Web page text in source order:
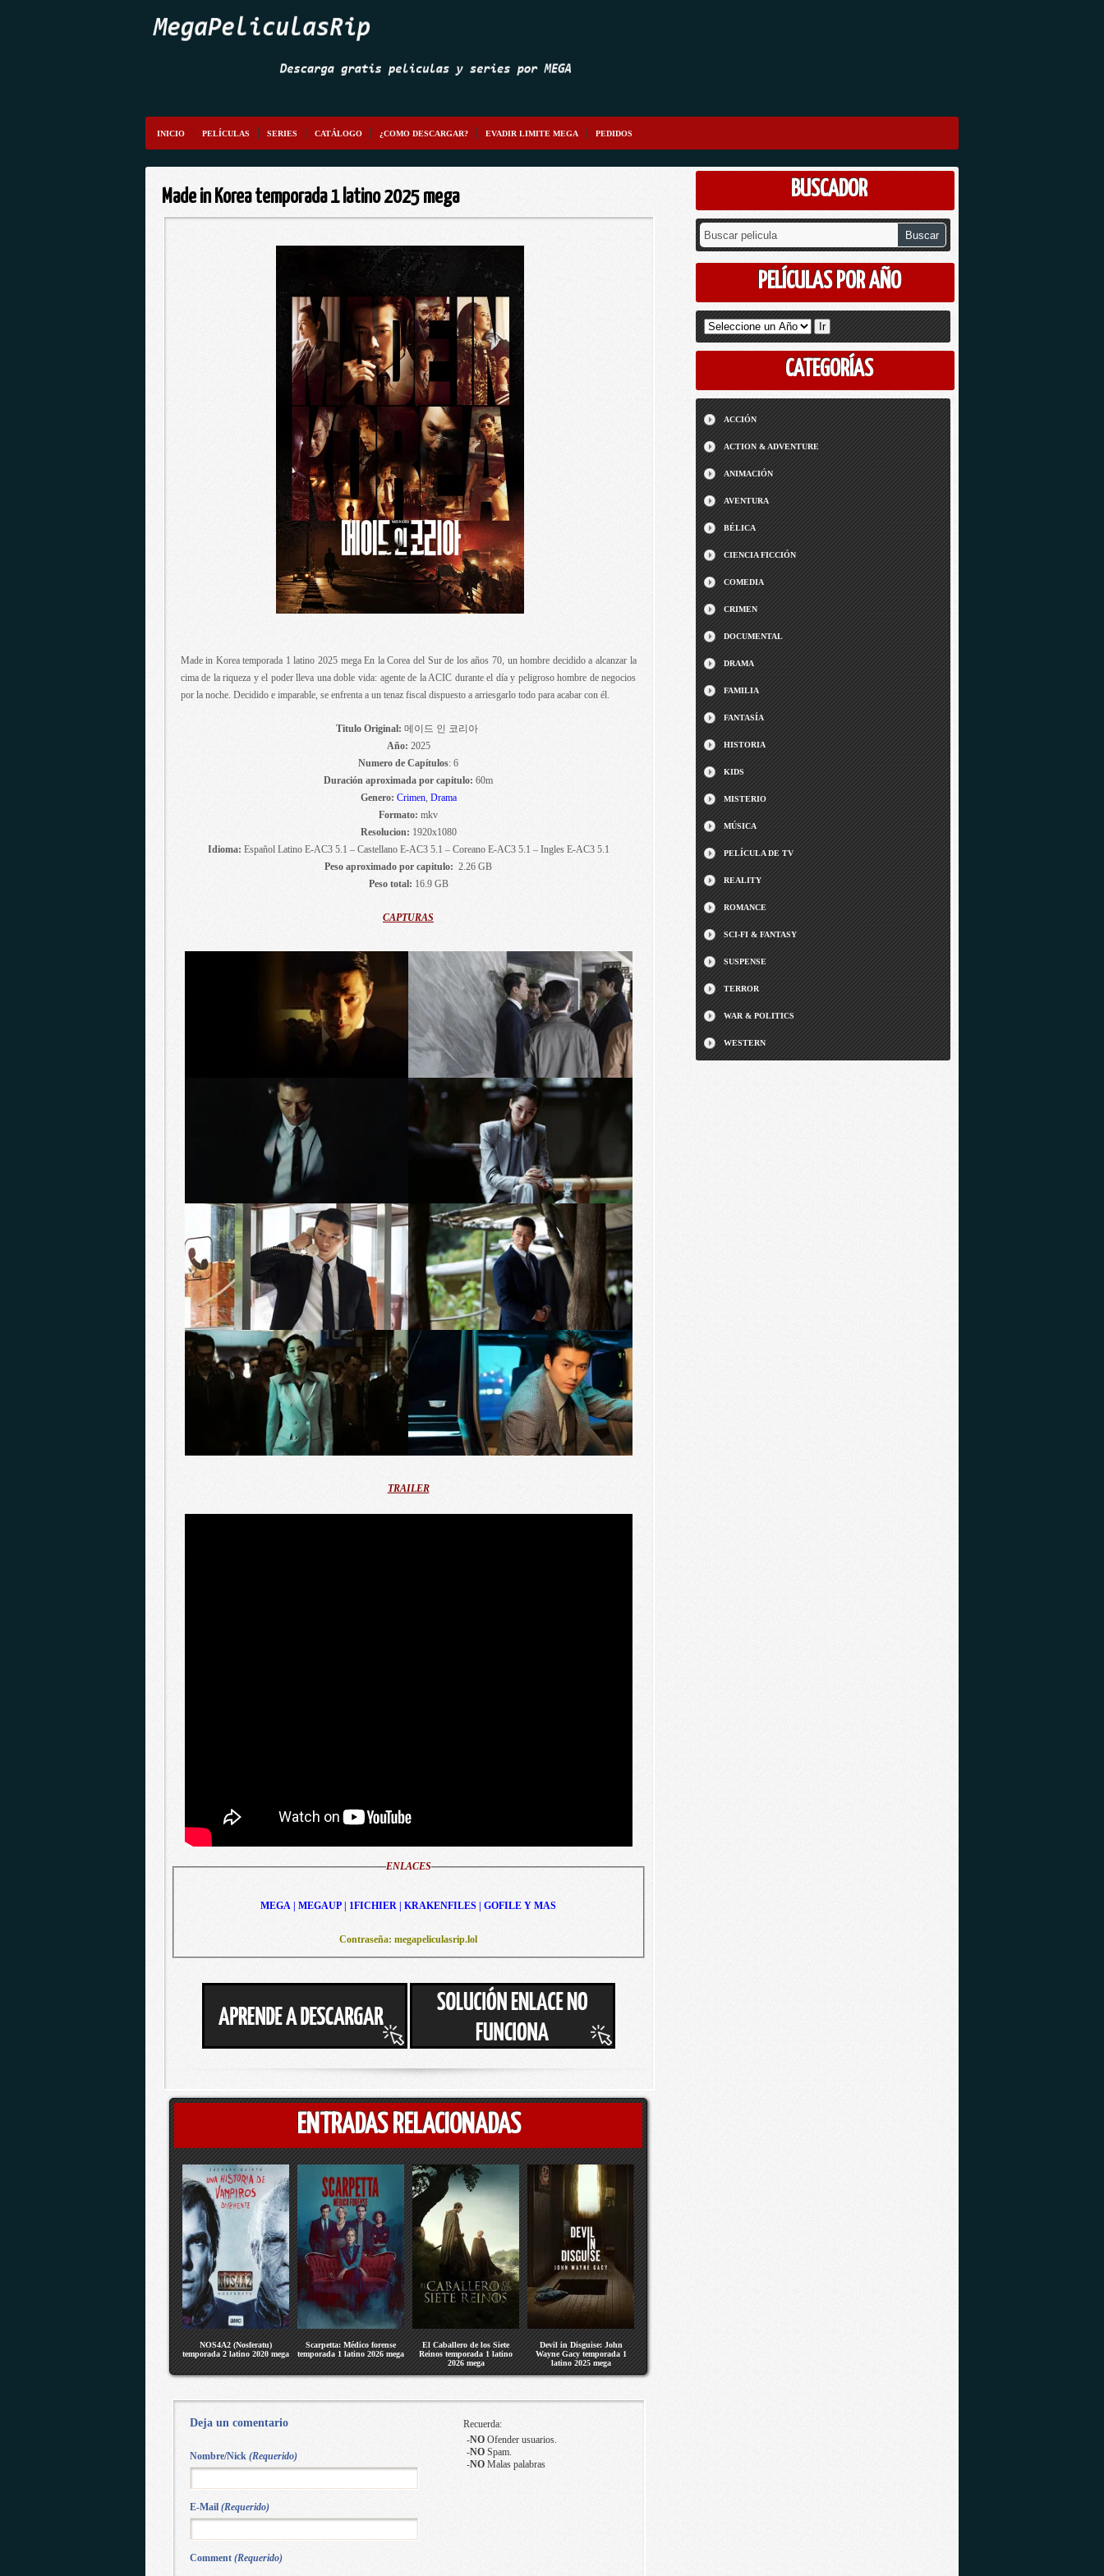
INICIO PELÍCULAS SERIES CATÁLOGO ¿COMO DESCARGAR? EVADIR LIMITE MEGA PEDIDOS
Made in Korea temporada 1 latino 2025 mega
Made in Korea temporada 1 latino 2025 mega En la Corea del Sur de los años 70, un hombre decidido a alcanzar la
cima de la riqueza y el poder lleva una doble vida: agente de la ACIC durante el día y peligroso hombre de negocios
por la noche. Decidido e imparable, se enfrenta a un tenaz fiscal dispuesto a arriesgarlo todo para acabar con él.
Titulo Original: 메이드 인 코리아
Año: 2025
Numero de Capítulos: 6
Duración aproximada por capitulo: 60m
Genero: Crimen, Drama
Formato: mkv
Resolucion: 1920x1080
Idioma: Español Latino E-AC3 5.1 – Castellano E-AC3 5.1 – Coreano E-AC3 5.1 – Ingles E-AC3 5.1
Peso aproximado por capitulo: 2.26 GB
Peso total: 16.9 GB
CAPTURAS
TRAILER
ENLACES
MEGA | MEGAUP | 1FICHIER | KRAKENFILES | GOFILE Y MAS
Contraseña: megapeliculasrip.lol
ENTRADAS RELACIONADAS
NOS4A2 (Nosferatu)
temporada 2 latino 2020 mega
Scarpetta: Médico forense
temporada 1 latino 2026 mega
El Caballero de los Siete
Reinos temporada 1 latino
2026 mega
Devil in Disguise: John
Wayne Gacy temporada 1
latino 2025 mega
Deja un comentario
Comment (Requerido)
Recuerda:
-NOOfender usuarios.
-NOSpam.
-NOMalas palabras
Nombre/Nick (Requerido)
E-Mail (Requerido)
BUSCADOR
PELÍCULAS POR AÑO
CATEGORÍAS
ACCIÓN
ACTION & ADVENTURE
ANIMACIÓN
AVENTURA
BÉLICA
CIENCIA FICCIÓN
COMEDIA
CRIMEN
DOCUMENTAL
DRAMA
FAMILIA
FANTASÍA
HISTORIA
KIDS
MISTERIO
MÚSICA
PELÍCULA DE TV
REALITY
ROMANCE
SCI-FI & FANTASY
SUSPENSE
TERROR
WAR & POLITICS
WESTERN